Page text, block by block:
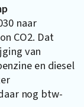
naar
CO2. Dat
van
en diesel
nog btw-